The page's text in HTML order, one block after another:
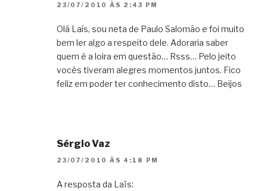
23/07/2010 ÀS 2:43 PM
Olá Laís, sou neta de Paulo Salomão e foi muito
bem ler algo a respeito dele. Adoraria saber
quem é a loira em questão… Rsss… Pelo jeito
vocês tiveram alegres momentos juntos. Fico
feliz em poder ter conhecimento disto… Beijos
Sérgio Vaz
23/07/2010 ÀS 4:18 PM
A resposta da Laïs: